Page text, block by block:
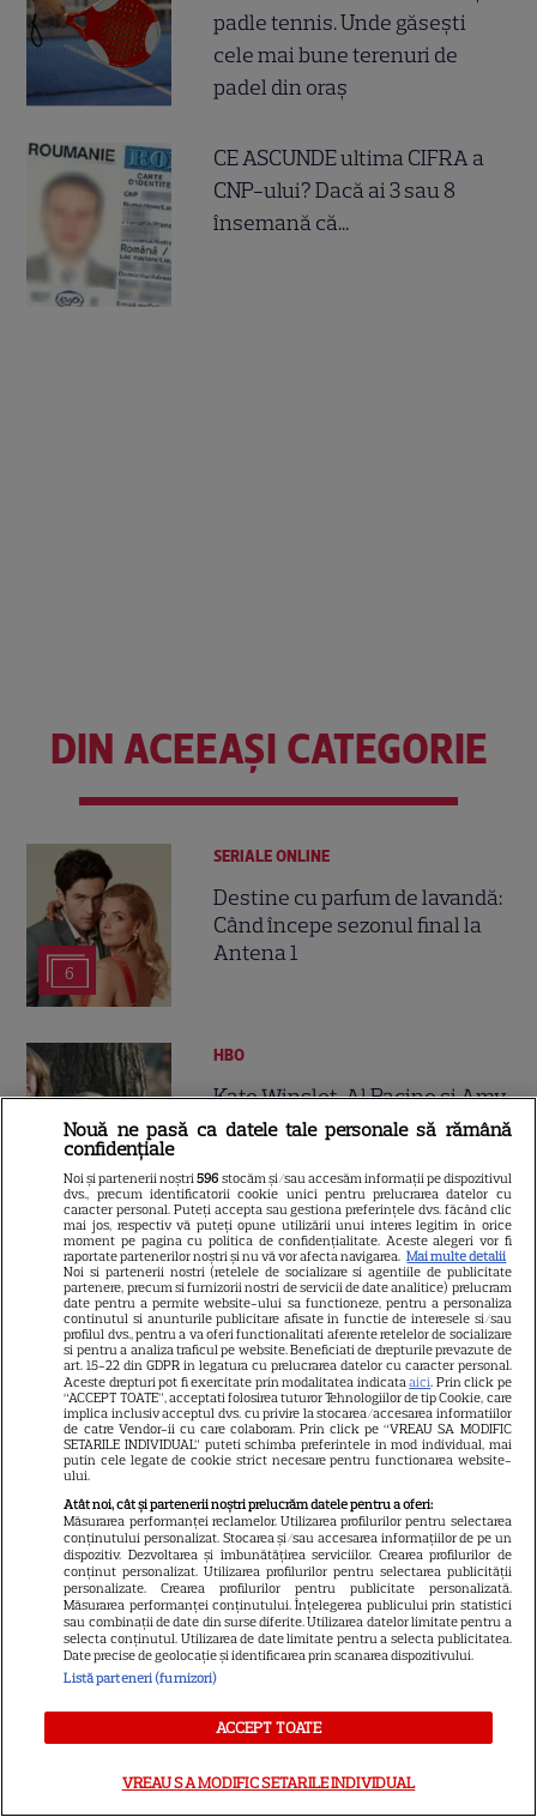
padle tennis. Unde găsești
cele mai bune terenuri de
padel din oraș
CE ASCUNDE ultima CIFRA a
CNP-ului? Dacă ai 3 sau 8
însemană că...
DIN ACEEAȘI CATEGORIE
6
SERIALE ONLINE
Destine cu parfum de lavandă:
Când începe sezonul final la
Antena 1
13
HBO
Kate Winslet, Al Pacino și Amy
Adams în producții de nota 10!
fiecare episod este o adevărată
capodoperă
NETFLIX
Noutăți Hollywood: Netflix
amână „Hannibal”, Joaquin
Phoenix pregătește „Polaris”,
iar „Heat 2” intră în producție
16
NETFLIX
Lovitură totală pentru Netflix!
Starurile din „Harry Potter” și
„Game of Thrones” fac echipă
într-o comedie fantasy care
reinventează complet
povestea Cenușăresei
istoria fotbalului! » Atmosferă
Nouă ne pasă ca datele tale personale să rămână
confidențiale
Noi și partenerii noștri596 stocăm și/sau accesăm informații pe dispozitivul
dvs., precum identificatorii cookie unici pentru prelucrarea datelor cu
caracter personal. Puteți accepta sau gestiona preferințele dvs. făcând clic
mai jos, respectiv vă puteți opune utilizării unui interes legitim în orice
moment pe pagina cu politica de confidențialitate. Aceste alegeri vor fi
raportate partenerilor noștri și nu vă vor afecta navigarea. Mai multe detalii
Noi si partenerii nostri (retelele de socializare si agentiile de publicitate
partenere, precum si furnizorii nostri de servicii de date analitice) prelucram
date pentru a permite website-ului sa functioneze, pentru a personaliza
continutul si anunturile publicitare afisate in functie de interesele si/sau
profilul dvs., pentru a va oferi functionalitati aferente retelelor de socializare
si pentru a analiza traficul pe website. Beneficiati de drepturile prevazute de
art. 15-22 din GDPR in legatura cu prelucrarea datelor cu caracter personal.
Aceste drepturi pot fi exercitate prin modalitatea indicataaici. Prin click pe
“ACCEPT TOATE”, acceptati folosirea tuturor Tehnologiilor de tip Cookie, care
implica inclusiv acceptul dvs. cu privire la stocarea/accesarea informatiilor
de catre Vendor-ii cu care colaboram. Prin click pe “VREAU SA MODIFIC
SETARILE INDIVIDUAL” puteti schimba preferintele in mod individual, mai
putin cele legate de cookie strict necesare pentru functionarea website-
ului.
Atât noi, cât și partenerii noștri prelucrăm datele pentru a oferi:
Măsurarea performanței reclamelor. Utilizarea profilurilor pentru selectarea
conținutului personalizat. Stocarea și/sau accesarea informațiilor de pe un
dispozitiv. Dezvoltarea și îmbunătățirea serviciilor. Crearea profilurilor de
conținut personalizat. Utilizarea profilurilor pentru selectarea publicității
personalizate. Crearea profilurilor pentru publicitate personalizată.
Măsurarea performanței conținutului. Înțelegerea publicului prin statistici
sau combinații de date din surse diferite. Utilizarea datelor limitate pentru a
selecta conținutul. Utilizarea de date limitate pentru a selecta publicitatea.
Date precise de geolocație și identificarea prin scanarea dispozitivului.
Listă parteneri (furnizori)
ACCEPT TOATE
VREAU SA MODIFIC SETARILE INDIVIDUAL